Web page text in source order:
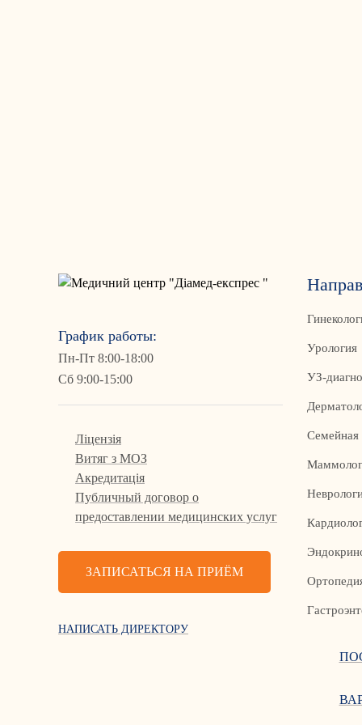
График работы:
Пн-Пт 8:00-18:00
Сб 9:00-15:00
Ліцензія
Витяг з МОЗ
Акредитація
Публичный договор о
предоставлении медицинских услуг
ЗАПИСАТЬСЯ НА ПРИЁМ
НАПИСАТЬ ДИРЕКТОРУ
Урология
УЗ-
Семейная